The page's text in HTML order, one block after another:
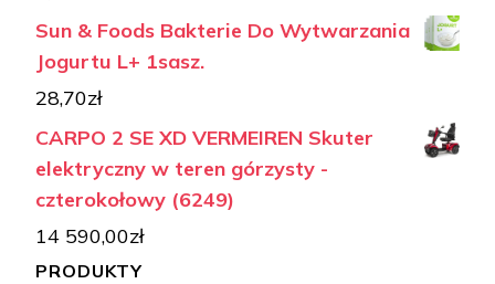
Sun & Foods Bakterie Do Wytwarzania
Jogurtu L+ 1sasz.
28,70zł
CARPO 2 SE XD VERMEIREN Skuter
elektryczny w teren górzysty -
czterokołowy (6249)
14 590,00zł
PRODUKTY